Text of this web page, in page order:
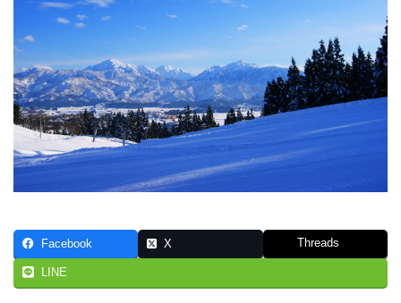
Facebook X Threads
LINE